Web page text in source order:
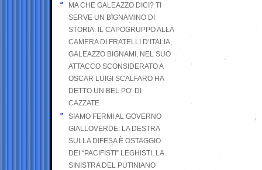
MA CHE GALEAZZO DICI? TI
SERVE UN BIGNAMINO DI
STORIA. IL CAPOGRUPPO ALLA
CAMERA DI FRATELLI D’ITALIA,
GALEAZZO BIGNAMI, NEL SUO
ATTACCO SCONSIDERATO A
OSCAR LUIGI SCALFARO HA
DETTO UN BEL PO’ DI
CAZZATE
SIAMO FERMI AL GOVERNO
GIALLOVERDE: LA DESTRA
SULLA DIFESA È OSTAGGIO
DEI “PACIFISTI” LEGHISTI, LA
SINISTRA DEL PUTINIANO